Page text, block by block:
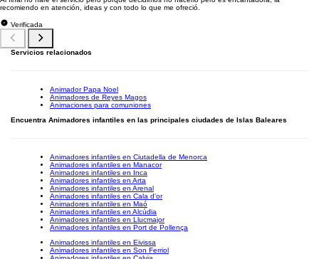
recomiendo en atención, ideas y con todo lo que me ofreció.
Verificada
Servicios relacionados
Animador Papa Noel
Animadores de Reyes Magos
Animaciones para comuniones
Encuentra Animadores infantiles en las principales ciudades de Islas Baleares
Animadores infantiles en Ciutadella de Menorca
Animadores infantiles en Manacor
Animadores infantiles en Inca
Animadores infantiles en Arta
Animadores infantiles en Arenal
Animadores infantiles en Cala d'or
Animadores infantiles en Maó
Animadores infantiles en Alcúdia
Animadores infantiles en Llucmajor
Animadores infantiles en Port de Pollença
Animadores infantiles en Eivissa
Animadores infantiles en Son Ferriol